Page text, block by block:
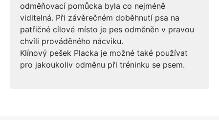
odměňovací pomůcka byla co nejméně
viditelná. Při závěrečném doběhnutí psa na
patřičné cílové místo je pes odměněn v pravou
chvíli prováděného nácviku.
Klínový pešek Placka je možné také používat
pro jakoukoliv odměnu při tréninku se psem.